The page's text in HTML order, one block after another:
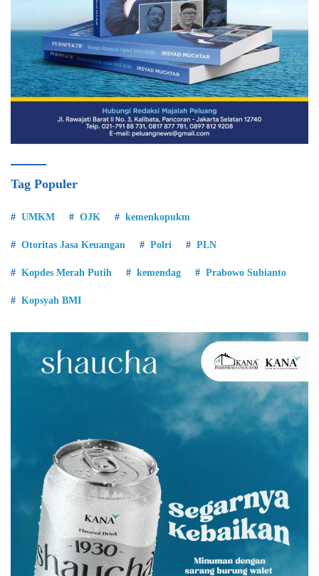
Tag Populer
UMKM OJK kemenkopukm
Otoritas Jasa Keuangan Polri PLN
Kopdes Merah Putih kemendag Prabowo Subianto
Kopsyah BMI